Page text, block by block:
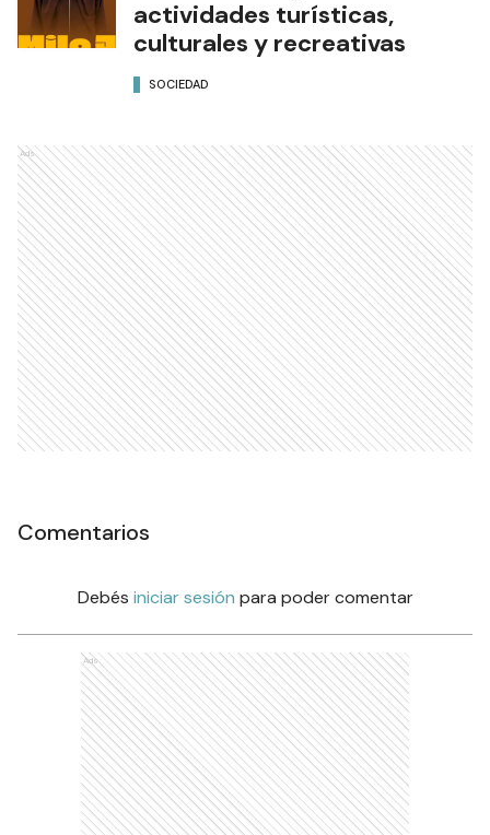
actividades turísticas,
culturales y recreativas
SOCIEDAD
Ads
Comentarios
Debés iniciar sesión para poder comentar
Ads